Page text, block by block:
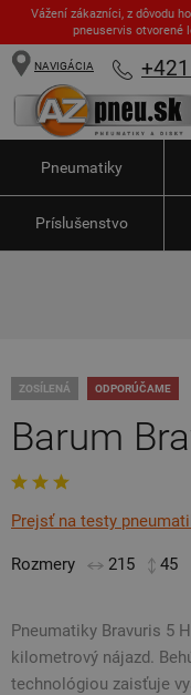
Vážení zákazníci, z dôvodu
pneuservis otvorené
NAVIGÁCIA
Pneumatiky
Príslušenstvo
ZOSÍLENÁ ODPORÚČAME
Barum
Prejsť na testy
Rozmery 215 45
Pneumatiky Bravuris 5
kilometrový nájazd.
technológiou zaisťuje